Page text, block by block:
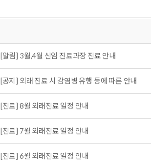
[알림] 3월,4월 신임 진료과장 진료 안내
[공지] 외래 진료 시 감염병 유행 등에 따른 안내
[진료] 8월 외래진료 일정 안내
[진료] 7월 외래진료 일정 안내
[진료] 6월 외래진료 일정 안내